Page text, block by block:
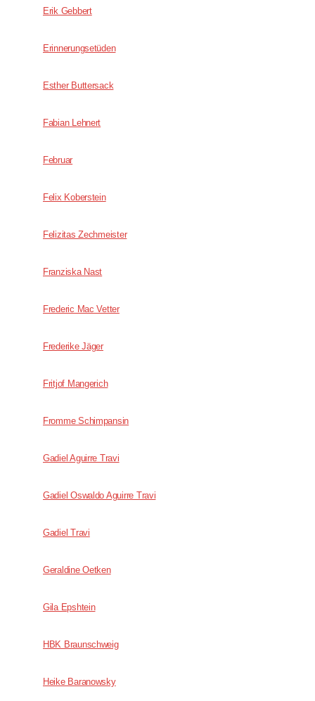
Erik Gebbert
Erinnerungsetüden
Esther Buttersack
Fabian Lehnert
Februar
Felix Koberstein
Felizitas Zechmeister
Franziska Nast
Frederic Mac Vetter
Frederike Jäger
Fritjof Mangerich
Fromme Schimpansin
Gadiel Aguirre Travi
Gadiel Oswaldo Aguirre Travi
Gadiel Travi
Geraldine Oetken
Gila Epshtein
HBK Braunschweig
Heike Baranowsky